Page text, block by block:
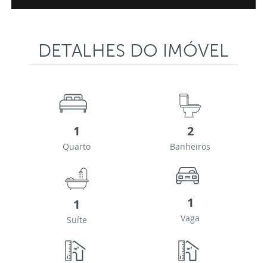
DETALHES DO IMÓVEL
1
Quarto
2
Banheiros
1
Suíte
1
Vaga